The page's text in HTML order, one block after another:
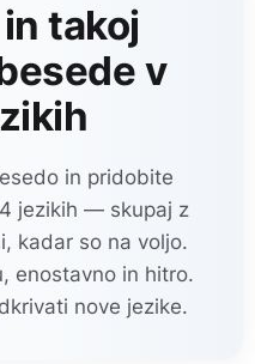
takoj
v
in pridobite
jezikih — skupaj z
kadar so na voljo.
enostavno in hitro.
nove jezike.